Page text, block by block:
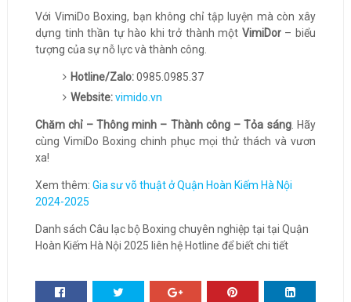
Với VimiDo Boxing, bạn không chỉ tập luyện mà còn xây
dựng tinh thần tự hào khi trở thành một VimiDor– biểu
tượng của sự nỗ lực và thành công.
Hotline/Zalo:0985.0985.37
Website:vimido.vn
Chăm chỉ – Thông minh – Thành công – Tỏa sáng. Hãy
cùng VimiDo Boxing chinh phục mọi thử thách và vươn
xa!
Xem thêm: Gia sư võ thuật ở Quận Hoàn Kiếm Hà Nội
2024-2025
Danh sách Câu lạc bộ Boxing chuyên nghiệp tại tại Quận
Hoàn Kiếm Hà Nội 2025 liên hệ Hotline để biết chi tiết